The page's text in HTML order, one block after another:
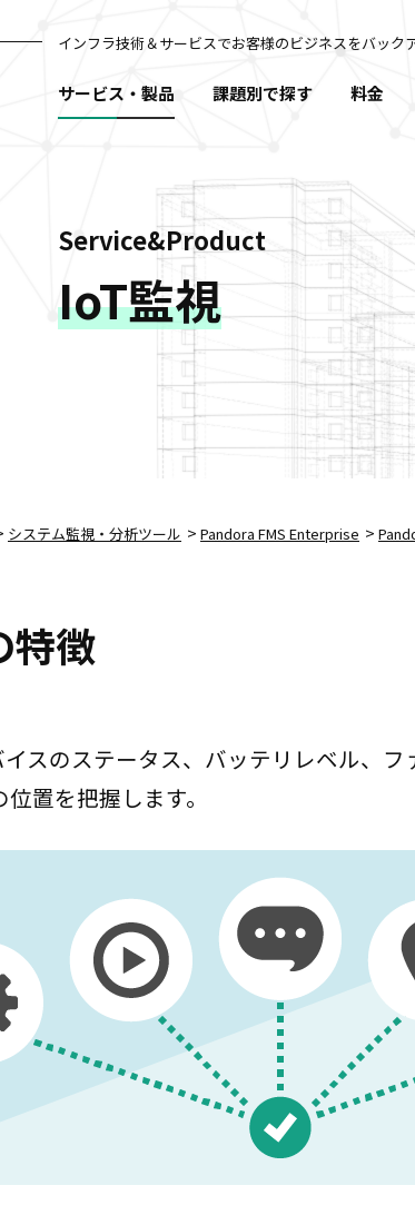
インフラ技術＆サービスでお客様のビジネスをバック
サービス・製品 課題別で探す 料金
Service&Product
IoT監視
システム監視・分析ツール > Pandora FMS Enterprise >
特徴
スのステータス、バッテリレベル、
置を把握します。